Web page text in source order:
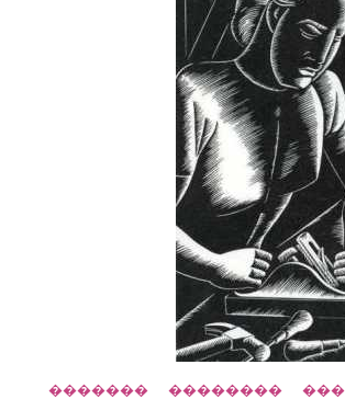
������� ��������